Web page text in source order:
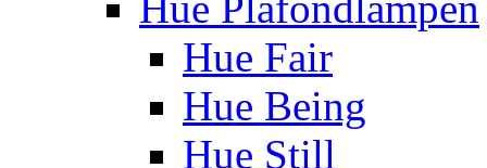
Hue Fair
Hue Being
Hue Still